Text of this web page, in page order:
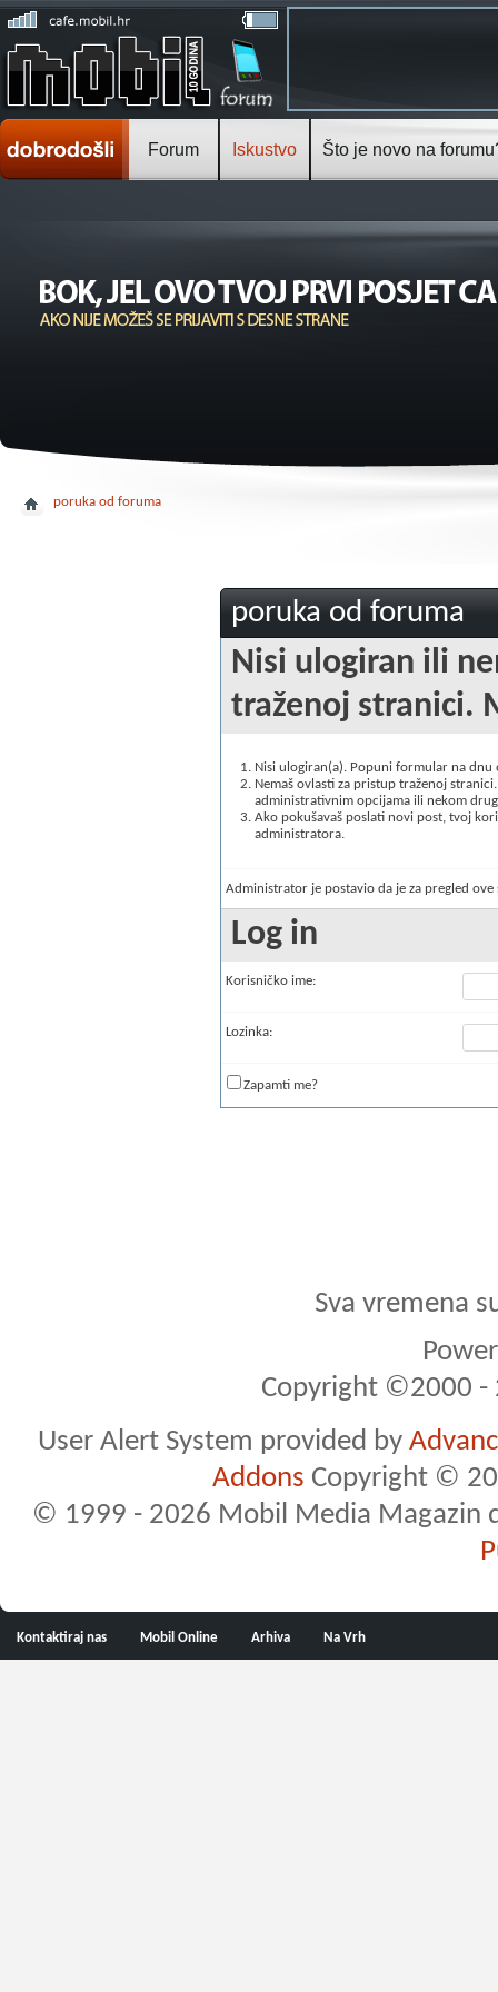
Forum Iskustvo Što je novo na
poruka od foruma
poruka od foruma
Nisi ulogiran ili
traženoj stranici.
Nisi ulogiran(a). Popuni formular na
Nemaš ovlasti za pristup traženoj
administrativnim opcijama ili nekom
Ako pokušavaš poslati novi post, tvoj
administratora.
Administrator je postavio da je za pregled
Log in
Korisničko ime:
Lozinka:
Zapamti me?
Sva vremena
Copyright ©2000 -
User Alert System provided by
Addons Copyright ©
© 1999 - 2026 Mobil Media Magazin
Kontaktiraj nas Mobil Online Arhiva Na Vrh